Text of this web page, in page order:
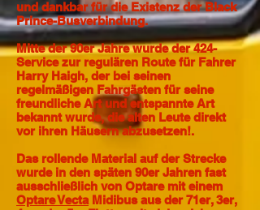
und dankbar für die Existenz der Black
Prince-Busverbindung.
Mitte der 90er Jahre wurde der 424-
Service zur regulären Route für Fahrer
Harry Haigh, der bei seinen
regelmäßigen Fahrgästen für seine
freundliche Art und entspannte Art
bekannt wurde, die alten Leute direkt
vor ihren Häusern abzusetzen!.
Das rollende Material auf der Strecke
wurde in den späten 90er Jahren fast
ausschließlich von Optare mit einem
Optare Vecta Midibus aus der 71er, 3er,